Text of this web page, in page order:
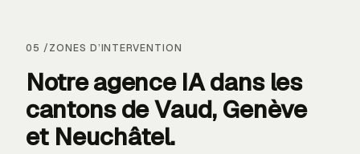
05 /ZONES D’INTERVENTION
Notre agence IA dans les
cantons deVaud, Genève
et Neuchâtel.